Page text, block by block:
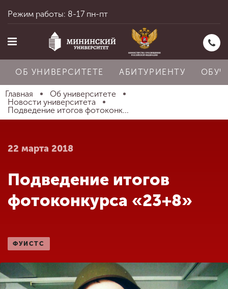
Главная
Абитуриенту
Наука
Режим работы: 8-17 пн-пт
ОБ УНИВЕРСИТЕТЕ АБИТУРИЕНТУ
Главная
Об университете
Новости университета
Подведение итогов фотоконк...
22 марта 2018
Подведение итогов
фотоконкурса «23+8»
ФУИСТС